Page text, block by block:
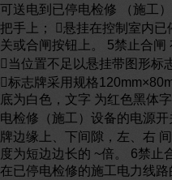
可送电到已停电检修 （施工
把手上； 悬挂在控制室内
关或合闸按钮上。 5禁止合闸
当位置不足以悬挂带图形标
标志牌采用规格
底为白色，文字 为红色黑体
电检修（施工）设备的电源
牌边缘上、下间隙，左、右
度为短边边长的 ~倍。 6禁止
在已停电检修的施工电力线